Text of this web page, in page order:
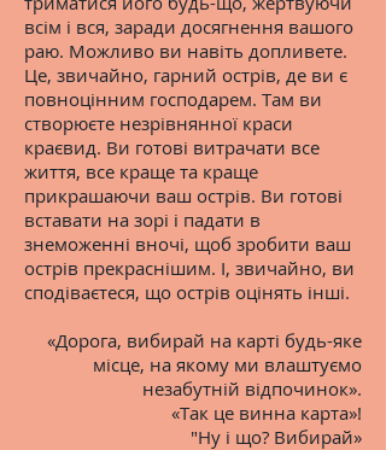
всім і вся, заради досягнення вашого
раю. Можливо ви навіть допливете.
Це, звичайно, гарний острів, де ви є
повноцінним господарем. Там ви
створюєте незрівнянної краси
краєвид. Ви готові витрачати все
життя, все краще та краще
прикрашаючи ваш острів. Ви готові
вставати на зорі і падати в
знеможенні вночі, щоб зробити ваш
острів прекраснішим. І, звичайно, ви
сподіваєтеся, що острів оцінять інші.
«Дорога, вибирай на карті будь-яке
місце, на якому ми влаштуємо
незабутній відпочинок».
«Так це винна карта»!
"Ну і що? Вибирай»